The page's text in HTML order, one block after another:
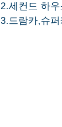
2.세컨드 하
3.드람카,슈